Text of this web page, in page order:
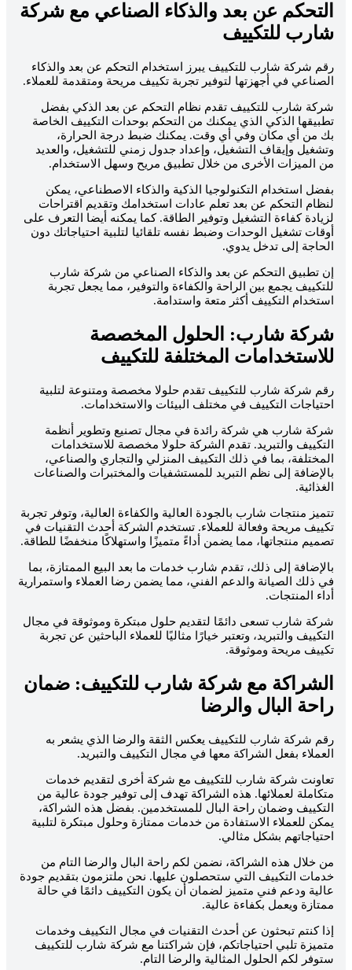
التحكم عن بعد والذكاء الصناعي مع شركة
شارب للتكييف
رقم شركة شارب للتكييف يبرز استخدام التحكم عن بعد والذكاء
الصناعي في أجهزتها لتوفير تجربة تكييف مريحة ومتقدمة للعملاء.
شركة شارب للتكييف تقدم نظام التحكم عن بعد الذكي بفضل
تطبيقها الذكي الذي يمكنك من التحكم بوحدات التكييف الخاصة
بك من أي مكان وفي أي وقت. يمكنك ضبط درجة الحرارة،
وتشغيل وإيقاف التشغيل، وإعداد جدول زمني للتشغيل، والعديد
من الميزات الأخرى من خلال تطبيق مريح وسهل الاستخدام.
بفضل استخدام التكنولوجيا الذكية والذكاء الاصطناعي، يمكن
لنظام التحكم عن بعد تعلم عادات استخدامك وتقديم اقتراحات
لزيادة كفاءة التشغيل وتوفير الطاقة. كما يمكنه أيضا التعرف على
أوقات تشغيل الوحدات وضبط نفسه تلقائيا لتلبية احتياجاتك دون
الحاجة إلى تدخل يدوي.
إن تطبيق التحكم عن بعد والذكاء الصناعي من شركة شارب
للتكييف يجمع بين الراحة والكفاءة والتوفير، مما يجعل تجربة
استخدام التكييف أكثر متعة واستدامة.
شركة شارب: الحلول المخصصة
للاستخدامات المختلفة للتكييف
رقم شركة شارب للتكييف تقدم حلولا مخصصة ومتنوعة لتلبية
احتياجات التكييف في مختلف البيئات والاستخدامات.
شركة شارب هي شركة رائدة في مجال تصنيع وتطوير أنظمة
التكييف والتبريد. تقدم الشركة حلولا مخصصة للاستخدامات
المختلفة، بما في ذلك التكييف المنزلي والتجاري والصناعي،
بالإضافة إلى نظم التبريد للمستشفيات والمختبرات والصناعات
الغذائية.
تتميز منتجات شارب بالجودة العالية والكفاءة العالية، وتوفر تجربة
تكييف مريحة وفعالة للعملاء. تستخدم الشركة أحدث التقنيات في
تصميم منتجاتها، مما يضمن أداءً متميزًا واستهلاكًا منخفضًا للطاقة.
بالإضافة إلى ذلك، تقدم شارب خدمات ما بعد البيع الممتازة، بما
في ذلك الصيانة والدعم الفني، مما يضمن رضا العملاء واستمرارية
أداء المنتجات.
شركة شارب تسعى دائمًا لتقديم حلول مبتكرة وموثوقة في مجال
التكييف والتبريد، وتعتبر خيارًا مثاليًا للعملاء الباحثين عن تجربة
تكييف مريحة وموثوقة.
الشراكة مع شركة شارب للتكييف: ضمان
راحة البال والرضا
رقم شركة شارب للتكييف يعكس الثقة والرضا الذي يشعر به
العملاء بفعل الشراكة معها في مجال التكييف والتبريد.
تعاونت شركة شارب للتكييف مع شركة أخرى لتقديم خدمات
متكاملة لعملائها. هذه الشراكة تهدف إلى توفير جودة عالية من
التكييف وضمان راحة البال للمستخدمين. بفضل هذه الشراكة،
يمكن للعملاء الاستفادة من خدمات ممتازة وحلول مبتكرة لتلبية
احتياجاتهم بشكل مثالي.
من خلال هذه الشراكة، نضمن لكم راحة البال والرضا التام من
خدمات التكييف التي ستحصلون عليها. نحن ملتزمون بتقديم جودة
عالية ودعم فني متميز لضمان أن يكون التكييف دائمًا في حالة
ممتازة ويعمل بكفاءة عالية.
إذا كنتم تبحثون عن أحدث التقنيات في مجال التكييف وخدمات
متميزة تلبي احتياجاتكم، فإن شراكتنا مع شركة شارب للتكييف
ستوفر لكم الحلول المثالية والرضا التام.